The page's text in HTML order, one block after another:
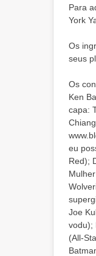
Para
York
Os
seus
Os
Ken
capa:
eu
Red);
Joe
vodu);
(All-